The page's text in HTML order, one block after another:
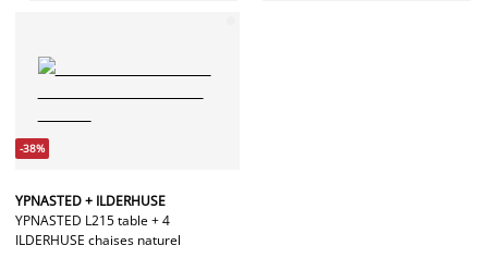
-38%
YPNASTED + ILDERHUSE
YPNASTED L215 table + 4
ILDERHUSE chaises naturel